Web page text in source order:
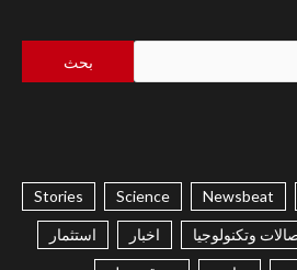
Newsbeat
Science
Stories
وتكنولوجيا اخبار استثمار